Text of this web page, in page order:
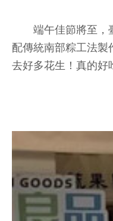
端午佳節將至，臺
配傳統南部粽工法製
去好多花生！真的好